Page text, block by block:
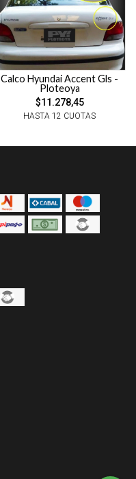
Calco Hyundai Accent Gls -
Ploteoya
$11.278,45
HASTA 12 CUOTAS